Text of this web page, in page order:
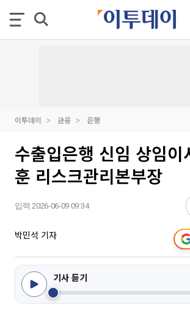
이투데이 금융 은행
수출입은행 신임 상임이
훈 리스크관리본부장
입력 2026-06-09 09:34
박민석 기자
기사 듣기